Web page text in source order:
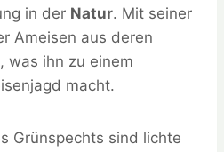
in der Natur. Mit seiner
Ameisen aus deren
was ihn zu einem
macht.
Grünspechts sind lichte